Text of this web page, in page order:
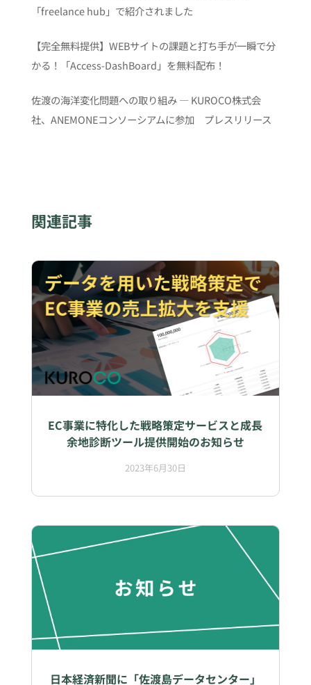
「freelance hub」で紹介されました
【完全無料提供】WEBサイトの課題と打ち手が一瞬で分
かる！「Access-DashBoard」を無料配布！
佐渡の海洋変化問題への取り組み ― KUROCO株式会
社、ANEMONEコンソーシアムに参加 プレスリリース
関連記事
EC事業に特化した戦略策定サービスと成長
余地診断ツール提供開始のお知らせ
2023年6月30日
日本経済新聞に「佐渡島データセンター」